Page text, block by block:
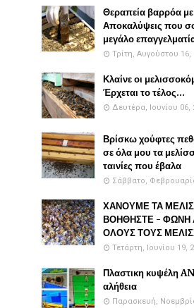
Θεραπεία βαρρόα με
Αποκαλύψεις που
μεγάλο
Τρίτη, Αυγούστου 16,
Κλαίνε οι
Έρχεται το τέλος...
Δευτέρα, Ιουνίου 06,
Βρίσκω χούφτες
σε όλα μου τα
ταινίες που έβαλα
Σάββατο,
ΧΑΝΟΥΜΕ ΤΑ
ΒΟΗΘΗΣΤΕ - ΦΩΝΗ
ΟΛΟΥΣ ΤΟΥΣ
Τετάρτη, Ιουνίου 19,
Πλαστικη κυψέλη
αλήθεια
Παρασκευή,